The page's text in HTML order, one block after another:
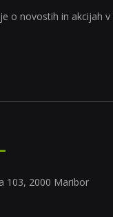
o novostih in akcijah
103, 2000 Maribor